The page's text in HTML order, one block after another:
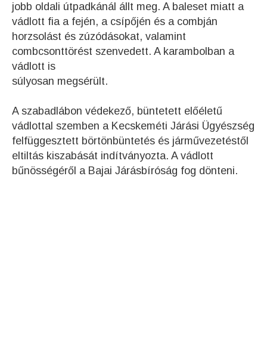
jobb oldali útpadkánál állt meg. A baleset miatt a
vádlott fia a fején, a csípőjén és a combján
horzsolást és zúzódásokat, valamint
combcsonttörést szenvedett. A karambolban a
vádlott is
súlyosan megsérült.
A szabadlábon védekező, büntetett előéletű
vádlottal szemben a Kecskeméti Járási Ügyészség
felfüggesztett börtönbüntetés és járművezetéstől
eltiltás kiszabását indítványozta. A vádlott
bűnösségéről a Bajai Járásbíróság fog dönteni.